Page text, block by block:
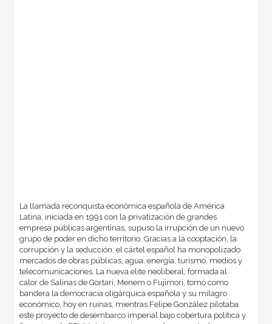
La llamada reconquista económica española de América
Latina, iniciada en 1991 con la privatización de grandes
empresa públicas argentinas, supuso la irrupción de un nuevo
grupo de poder en dicho territorio. Gracias a la cooptación, la
corrupción y la seducción, el cártel español ha monopolizado
mercados de obras públicas, agua, energía, turismo, medios y
telecomunicaciones. La nueva elite neoliberal, formada al
calor de Salinas de Gortari, Menem o Fujimori, tomó como
bandera la democracia oligárquica española y su milagro
económico, hoy en ruinas, mientras Felipe González pilotaba
este proyecto de desembarco imperial bajo cobertura política y